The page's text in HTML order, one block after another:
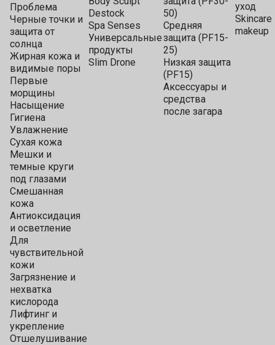
Проблема
Черные точки и
защита от
солнца
Жирная кожа и
видимые поры
Первые
морщины
Насыщение
Гигиена
Увлажнение
Сухая кожа
Мешки и
темные круги
под глазами
Смешанная
кожа
Антиоксидация
и осветление
Для
чувствительной
кожи
Загрязнение и
нехватка
кислорода
Лифтинг и
укрепление
Отшелушивание
Destock
Spa Senses
Универсальные
продукты
Slim Drone
50)
Средняя
защита (PF15-
25)
Низкая защита
(PF15)
Аксессуары и
средства
после загара
уход
Skincare
makeup